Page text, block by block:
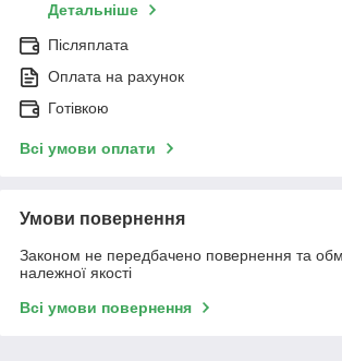
Детальніше
Післяплата
Оплата на рахунок
Готівкою
Всі умови оплати
Умови повернення
Законом не передбачено повернення та
належної якості
Всі умови повернення